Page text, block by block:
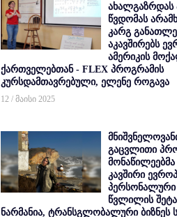
ახალგაზრდას
წვდომას
კარგ
აკავშირებს
ამერიკის
ქართველებთან - FLEX პროგრამის
კურსდამთავრებული, ელენე როგავა
12 / მაისი 2025
გაცვლითი
კავშირი
პერსონალური
წვლილის
ნარმანია, ტრანსგლობალური ბიზნეს